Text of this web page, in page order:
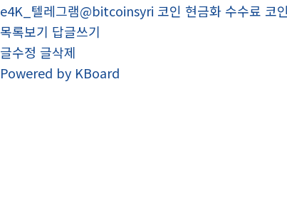
e4K_텔레그램@bitcoinsyri 코인 현금화 수수료 코
목록보기 답글쓰기
글수정 글삭제
Powered by KBoard